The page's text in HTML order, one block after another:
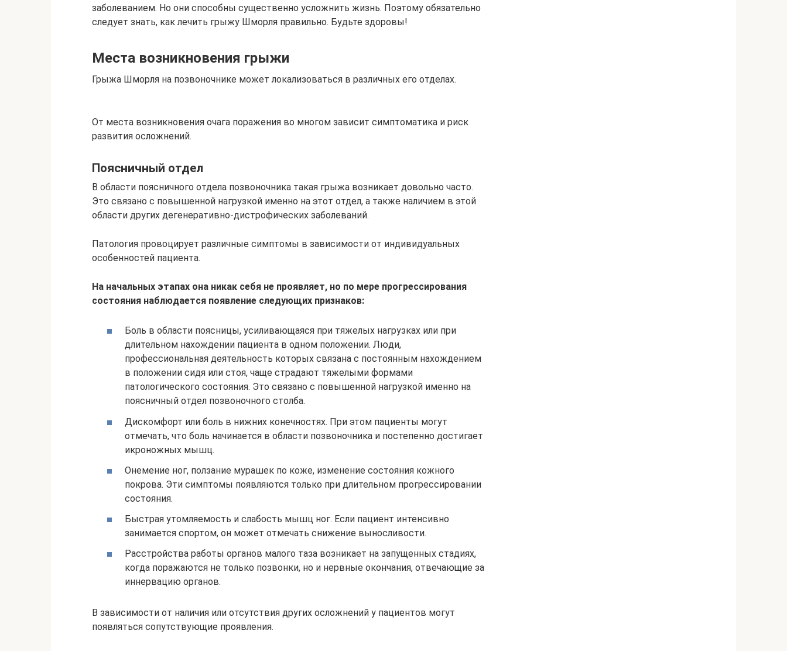
заболеванием. Но они способны существенно усложнить жизнь. Поэтому обязательно
следует знать, как лечить грыжу Шморля правильно. Будьте здоровы!
Места возникновения грыжи
Грыжа Шморля на позвоночнике может локализоваться в различных его отделах.
От места возникновения очага поражения во многом зависит симптоматика и риск
развития осложнений.
Поясничный отдел
В области поясничного отдела позвоночника такая грыжа возникает довольно часто.
Это связано с повышенной нагрузкой именно на этот отдел, а также наличием в этой
области других дегенеративно-дистрофических заболеваний.
Патология провоцирует различные симптомы в зависимости от индивидуальных
особенностей пациента.
На начальных этапах она никак себя не проявляет, но по мере прогрессирования
состояния наблюдается появление следующих признаков:
Боль в области поясницы, усиливающаяся при тяжелых нагрузках или при
длительном нахождении пациента в одном положении. Люди,
профессиональная деятельность которых связана с постоянным нахождением
в положении сидя или стоя, чаще страдают тяжелыми формами
патологического состояния. Это связано с повышенной нагрузкой именно на
поясничный отдел позвоночного столба.
Дискомфорт или боль в нижних конечностях. При этом пациенты могут
отмечать, что боль начинается в области позвоночника и постепенно достигает
икроножных мышц.
Онемение ног, ползание мурашек по коже, изменение состояния кожного
покрова. Эти симптомы появляются только при длительном прогрессировании
состояния.
Быстрая утомляемость и слабость мышц ног. Если пациент интенсивно
занимается спортом, он может отмечать снижение выносливости.
Расстройства работы органов малого таза возникает на запущенных стадиях,
когда поражаются не только позвонки, но и нервные окончания, отвечающие за
иннервацию органов.
В зависимости от наличия или отсутствия других осложнений у пациентов могут
появляться сопутствующие проявления.